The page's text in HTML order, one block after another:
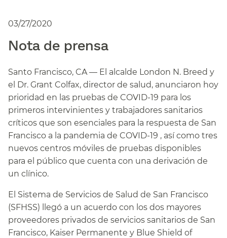
03/27/2020
Nota de prensa​​
Santo Francisco, CA — El alcalde London N. Breed y
el Dr. Grant Colfax, director de salud, anunciaron hoy
prioridad en las pruebas de COVID-19 para los
primeros intervinientes y trabajadores sanitarios
críticos que son esenciales para la respuesta de San
Francisco a la pandemia de COVID-19 , así como tres
nuevos centros móviles de pruebas disponibles
para el público que cuenta con una derivación de
un clínico.​​
El Sistema de Servicios de Salud de San Francisco
(SFHSS) llegó a un acuerdo con los dos mayores
proveedores privados de servicios sanitarios de San
Francisco, Kaiser Permanente y Blue Shield of